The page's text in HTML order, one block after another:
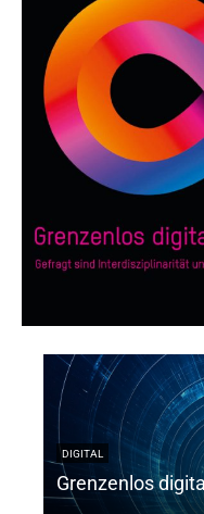
DIGITAL
Grenzenlos